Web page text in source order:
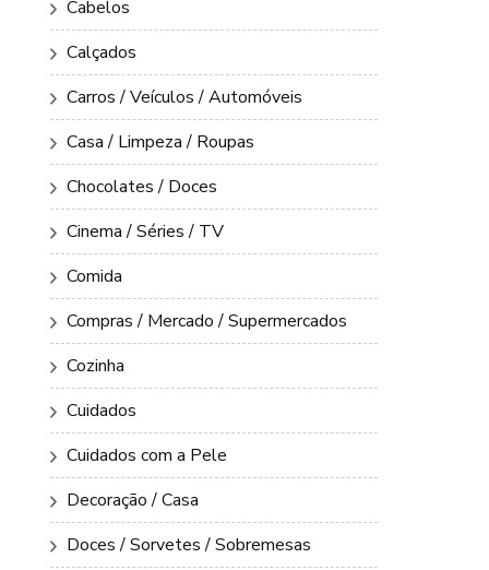
Cabelos
Calçados
Carros / Veículos / Automóveis
Casa / Limpeza / Roupas
Chocolates / Doces
Cinema / Séries / TV
Comida
Compras / Mercado / Supermercados
Cozinha
Cuidados
Cuidados com a Pele
Decoração / Casa
Doces / Sorvetes / Sobremesas